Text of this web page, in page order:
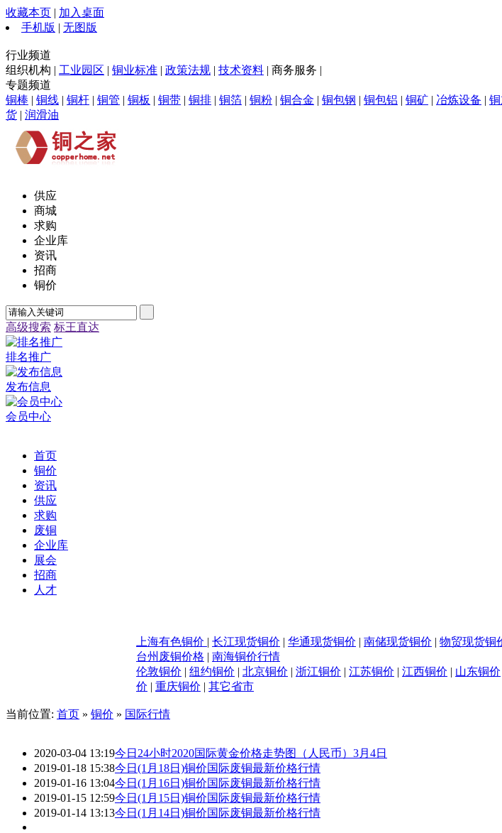
收藏本页 | 加入桌面
手机版 | 无图版
行业频道
组织机构 | 工业园区 | 铜业标准 | 政策法规 | 技术资料 | 商务服务 |
专题频道
铜棒 | 铜线 | 铜杆 | 铜管 | 铜板 | 铜带 | 铜排 | 铜箔 | 铜粉 | 铜合金 | 铜包钢 | 铜包铝 | 铜矿 | 冶炼设备 |
货 | 润滑油
供应
商城
求购
企业库
资讯
招商
铜价
高级搜索 标王直达
排名推广
发布信息
会员中心
首页
铜价
资讯
供应
求购
废铜
企业库
展会
招商
人才
上海有色铜价 | 长江现货铜价 | 华通现货铜价 | 南储现货铜价 | 物贸现货铜
台州废铜价格 | 南海铜价行情
伦敦铜价 | 纽约铜价 | 北京铜价 | 浙江铜价 | 江苏铜价 | 江西铜价 | 山东铜价
价 | 重庆铜价 | 其它省市
当前位置: 首页 » 铜价 » 国际行情
2020-03-04 13:19今日24小时2020国际黄金价格走势图（人民币）3月4日
2019-01-18 15:38今日(1月18日)铜价国际废铜最新价格行情
2019-01-16 13:04今日(1月16日)铜价国际废铜最新价格行情
2019-01-15 12:59今日(1月15日)铜价国际废铜最新价格行情
2019-01-14 13:13今日(1月14日)铜价国际废铜最新价格行情